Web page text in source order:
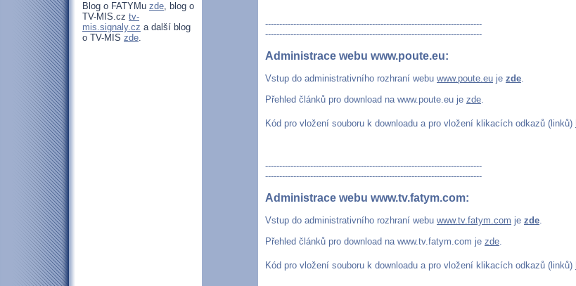
Blog o FATYMu zde, blog o
TV-MIS.cz tv-
mis.signaly.cz a další blog
o TV-MIS zde.
-----------------------------------------------------------------------------
-----------------------------------------------------------------------------
Administrace webu www.poute.eu:
Vstup do administrativního rozhraní webu www.poute.eu je zde.
Přehled článků pro download na www.poute.eu je zde.
Kód pro vložení souboru k downloadu a pro vložení klikacích odkazů (linků)
-----------------------------------------------------------------------------
-----------------------------------------------------------------------------
Administrace webu www.tv.fatym.com:
Vstup do administrativního rozhraní webu www.tv.fatym.com je zde.
Přehled článků pro download na www.tv.fatym.com je zde.
Kód pro vložení souboru k downloadu a pro vložení klikacích odkazů (linků)